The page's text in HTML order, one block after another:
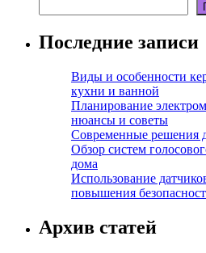
Последние записи
Виды и особенности
кухни и ванной
Планирование
нюансы и советы
Современные решения
Обзор систем
дома
Использование
повышения
Архив статей